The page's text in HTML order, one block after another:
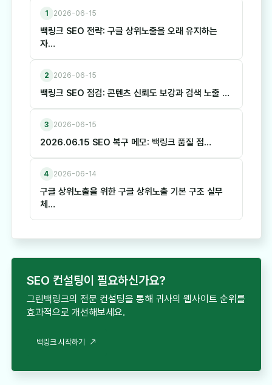
1 2026-06-15
백링크 SEO 전략: 구글 상위노출을 오래 유지하는
자…
2 2026-06-15
백링크 SEO 점검: 콘텐츠 신뢰도 보강과 검색 노출 …
3 2026-06-15
2026.06.15 SEO 복구 메모: 백링크 품질 점…
4 2026-06-14
구글 상위노출을 위한 구글 상위노출 기본 구조 실무
체…
SEO 컨설팅이 필요하신가요?
그린백링크의 전문 컨설팅을 통해 귀사의 웹사이트 순위를
효과적으로 개선해보세요.
백링크 시작하기